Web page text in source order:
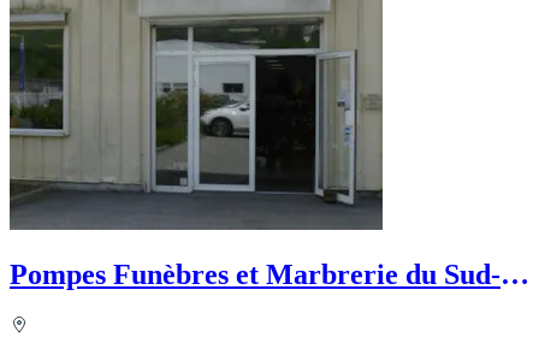
Pompes Funèbres et Marbrerie du Sud-